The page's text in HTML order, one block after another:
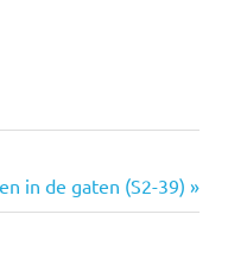
in de gaten (S2-39)